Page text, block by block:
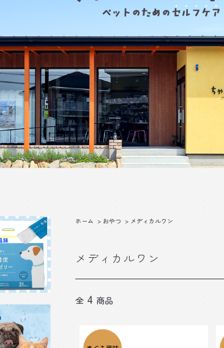
ホーム > おやつ > メディカルワン
メディカルワン
全 4 商品